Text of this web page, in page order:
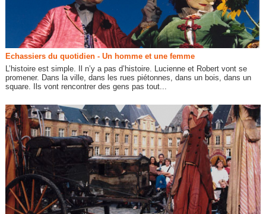
Echassiers du quotidien - Un homme et une femme
L’histoire est simple. Il n’y a pas d’histoire. Lucienne et Robert vont se
promener. Dans la ville, dans les rues piétonnes, dans un bois, dans un
square. Ils vont rencontrer des gens pas tout...